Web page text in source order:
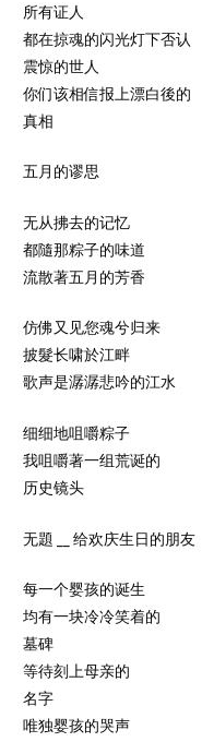
所有证人
都在掠魂的闪光灯下否认
震惊的世人
你们该相信报上漂白後的
真相
五月的谬思
无从拂去的记忆
都隨那粽子的味道
流散著五月的芳香
仿佛又见您魂兮归来
披髮长啸於江畔
歌声是潺潺悲吟的江水
细细地咀嚼粽子
我咀嚼著一组荒诞的
历史镜头
无題 __ 给欢庆生日的朋友
每一个婴孩的诞生
均有一块冷冷笑着的
墓碑
等待刻上母亲的
名字
唯独婴孩的哭声